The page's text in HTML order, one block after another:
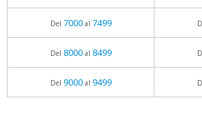
Del 7000al 7499
Del 8000al 8499
Del 9000al 9499